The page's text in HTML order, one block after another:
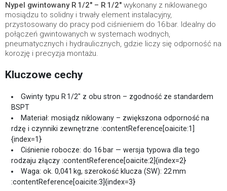
Nypel gwintowany R 1/2″ – R 1/2″ wykonany z niklowanego
mosiądzu to solidny i trwały element instalacyjny,
przystosowany do pracy pod ciśnieniem do 16 bar. Idealny do
połączeń gwintowanych w systemach wodnych,
pneumatycznych i hydraulicznych, gdzie liczy się odporność na
korozję i precyzja montażu.
Kluczowe cechy
Gwinty typu R 1/2″ z obu stron – zgodność ze standardem
BSPT
Materiał: mosiądz niklowany – zwiększona odporność na
rdzę i czynniki zewnętrzne :contentReference[oaicite:1]
{index=1}
Ciśnienie robocze: do 16 bar — wersja typowa dla tego
rodzaju złączy :contentReference[oaicite:2]{index=2}
Waga: ok. 0,041 kg, szerokość klucza (SW): 22 mm
:contentReference[oaicite:3]{index=3}